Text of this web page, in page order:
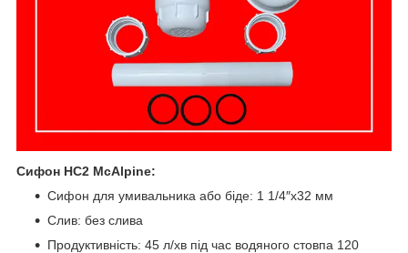
Сифон HC2 McAlpine:
Сифон для умивальника або біде: 1 1/4″х32 мм
Слив: без слива
Продуктивність: 45 л/хв під час водяного стовпа 120